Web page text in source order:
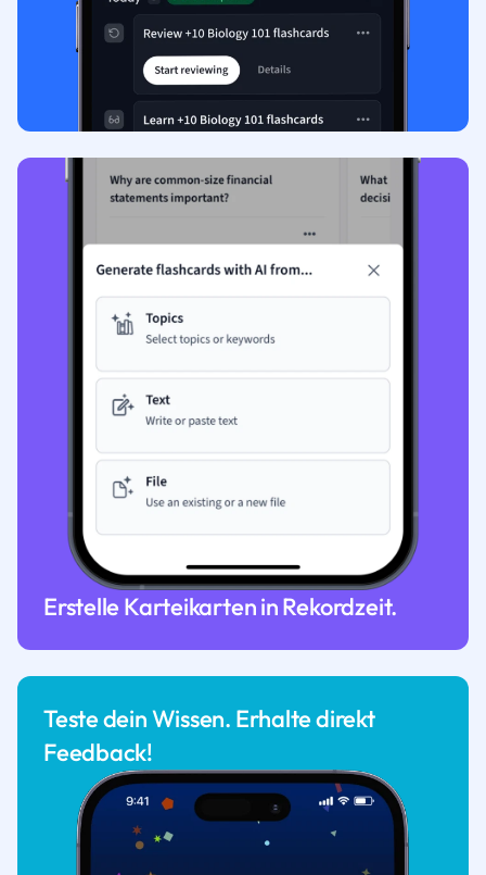
Erstelle Karteikarten in Rekordzeit.
Teste dein Wissen. Erhalte direkt
Feedback!